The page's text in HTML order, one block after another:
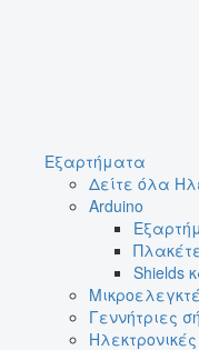
Εξαρτήματα
Δείτε όλα
Arduino
Shields
Γεννήτριες